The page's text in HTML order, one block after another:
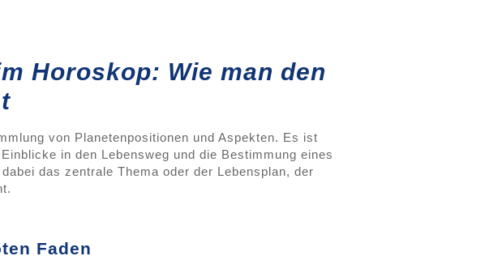
Horoskop: Wie man den
von Planetenpositionen und Aspekten. Es ist
in den Lebensweg und die Bestimmung eines
das zentrale Thema oder der Lebensplan, der
Faden